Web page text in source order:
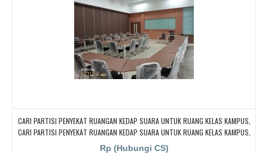
CARI PARTISI PENYEKAT RUANGAN KEDAP SUARA UNTUK RUANG KELAS KAMPUS,
CARI PARTISI PENYEKAT RUANGAN KEDAP SUARA UNTUK RUANG KELAS KAMPUS,
CARI PARTISI PENYEKAT RUANGAN KEDAP SUARA UNTUK RUANG KELAS KAMPUS,
Rp (Hubungi CS)